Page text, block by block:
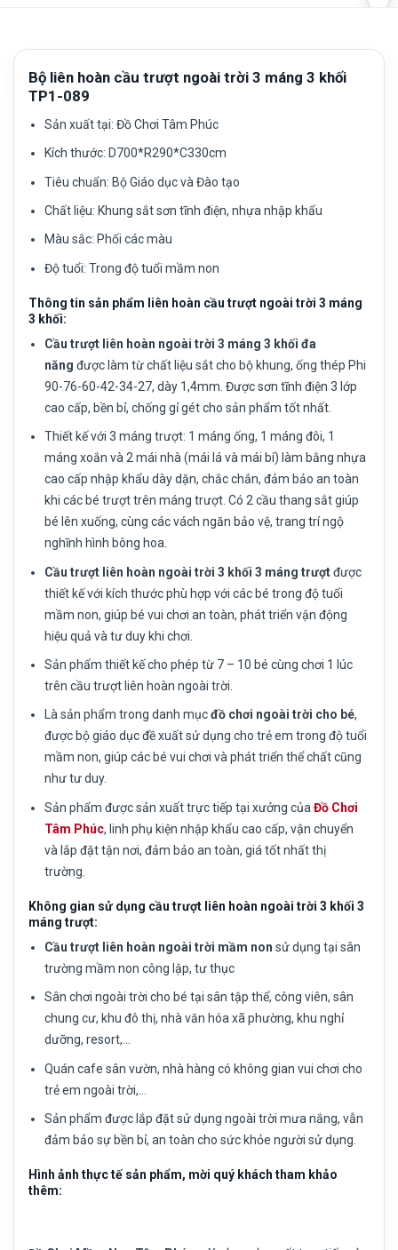
Bộ liên hoàn cầu trượt ngoài trời 3 máng 3 khối
TP1-089
Sản xuất tại: Đồ Chơi Tâm Phúc
Kích thước: D700*R290*C330cm
Tiêu chuẩn: Bộ Giáo dục và Đào tạo
Chất liệu: Khung sắt sơn tĩnh điện, nhựa nhập khẩu
Màu sắc: Phối các màu
Độ tuổi: Trong độ tuổi mầm non
Thông tin sản phẩm liên hoàn cầu trượt ngoài trời 3 máng
3 khối:
Cầu trượt liên hoàn ngoài trời 3 máng 3 khối đa
năng được làm từ chất liệu sắt cho bộ khung, ống thép Phi
90-76-60-42-34-27, dày 1,4mm. Được sơn tĩnh điện 3 lớp
cao cấp, bền bỉ, chống gỉ gét cho sản phẩm tốt nhất.
Thiết kế với 3 máng trượt: 1 máng ống, 1 máng đôi, 1
máng xoắn và 2 mái nhà (mái lá và mái bí) làm bằng nhựa
cao cấp nhập khẩu dày dặn, chắc chắn, đảm bảo an toàn
khi các bé trượt trên máng trượt. Có 2 cầu thang sắt giúp
bé lên xuống, cùng các vách ngăn bảo vệ, trang trí ngộ
nghĩnh hình bông hoa.
Cầu trượt liên hoàn ngoài trời 3 khối 3 máng trượtđược
thiết kế với kích thước phù hợp với các bé trong độ tuổi
mầm non, giúp bé vui chơi an toàn, phát triển vận động
hiệu quả và tư duy khi chơi.
Sản phẩm thiết kế cho phép từ 7 – 10 bé cùng chơi 1 lúc
trên cầu trượt liên hoàn ngoài trời.
Là sản phẩm trong danh mụcđồ chơi ngoài trời cho bé,
được bộ giáo dục đề xuất sử dụng cho trẻ em trong độ tuổi
mầm non, giúp các bé vui chơi và phát triển thể chất cũng
như tư duy.
Sản phẩm được sản xuất trực tiếp tại xưởng củaĐồ Chơi
Tâm Phúc, linh phụ kiện nhập khẩu cao cấp, vận chuyển
và lắp đặt tận nơi, đảm bảo an toàn, giá tốt nhất thị
trường.
Không gian sử dụng cầu trượt liên hoàn ngoài trời 3 khối 3
máng trượt:
Cầu trượt liên hoàn ngoài trời mầm non sử dụng tại sân
trường mầm non công lập, tư thục
Sân chơi ngoài trời cho bé tại sân tập thể, công viên, sân
chung cư, khu đô thị, nhà văn hóa xã phường, khu nghỉ
dưỡng, resort,…
Quán cafe sân vườn, nhà hàng có không gian vui chơi cho
trẻ em ngoài trời,…
Sản phẩm được lắp đặt sử dụng ngoài trời mưa nắng, vẫn
đảm bảo sự bền bỉ, an toàn cho sức khỏe người sử dụng.
Hình ảnh thực tế sản phẩm, mời quý khách tham khảo
thêm: